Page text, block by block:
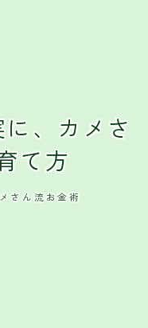
、カメさ
て方
さん流お金術